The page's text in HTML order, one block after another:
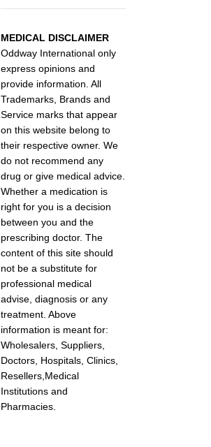
MEDICAL DISCLAIMER
Oddway International only
express opinions and
provide information. All
Trademarks, Brands and
Service marks that appear
on this website belong to
their respective owner. We
do not recommend any
drug or give medical advice.
Whether a medication is
right for you is a decision
between you and the
prescribing doctor. The
content of this site should
not be a substitute for
professional medical
advise, diagnosis or any
treatment. Above
information is meant for:
Wholesalers, Suppliers,
Doctors, Hospitals, Clinics,
Resellers,Medical
Institutions and
Pharmacies.